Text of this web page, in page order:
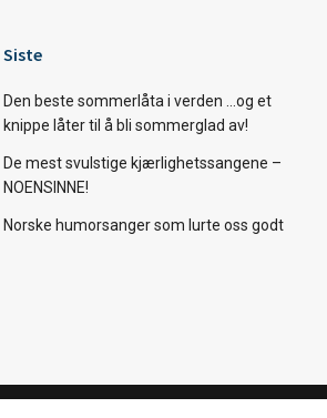
Siste
Den beste sommerlåta i verden …og et
knippe låter til å bli sommerglad av!
De mest svulstige kjærlighetssangene –
NOENSINNE!
Norske humorsanger som lurte oss godt